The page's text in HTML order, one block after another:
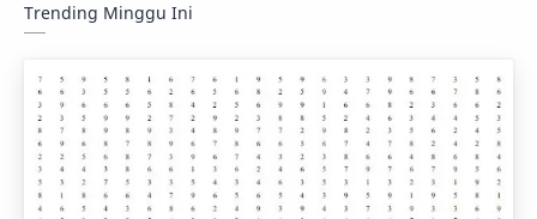
Trending Minggu Ini